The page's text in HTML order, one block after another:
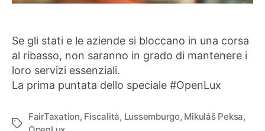
Se gli stati e le aziende si bloccano in una corsa
al ribasso, non saranno in grado di mantenere i
loro servizi essenziali.
La prima puntata dello speciale #OpenLux
Tag
FairTaxation, Fiscalità, Lussemburgo, Mikuláš Peksa,